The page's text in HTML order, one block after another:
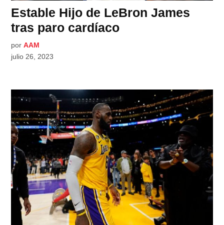
Estable Hijo de LeBron James
tras paro cardíaco
por AAM
julio 26, 2023